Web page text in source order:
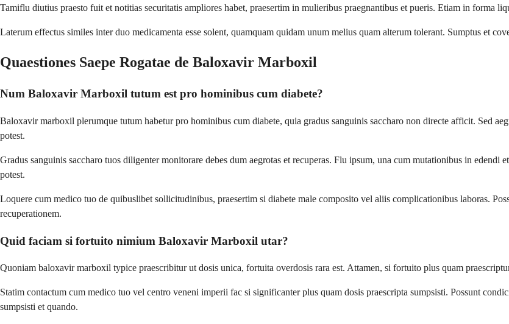
Tamiflu diutius praesto fuit et notitias securitatis ampliores habet, praesertim in mulieribus praegnantibus et pueris. Etiam in forma
Laterum effectus similes inter duo medicamenta esse solent, quamquam quidam unum melius quam alterum tolerant. Sumptus et
Quaestiones Saepe Rogatae de Baloxavir Marboxil
Num Baloxavir Marboxil tutum est pro hominibus cum diabete?
Baloxavir marboxil plerumque tutum habetur pro hominibus cum diabete, quia gradus sanguinis saccharo non directe afficit. Sed
potest.
Gradus sanguinis saccharo tuos diligenter monitorare debes dum aegrotas et recuperas. Flu ipsum, una cum mutationibus in
potest.
Loquere cum medico tuo de quibuslibet sollicitudinibus, praesertim si diabete male composito vel aliis complicationibus laboras.
recuperationem.
Quid faciam si fortuito nimium Baloxavir Marboxil utar?
Quoniam baloxavir marboxil typice praescribitur ut dosis unica, fortuita overdosis rara est. Attamen, si fortuito plus quam
Statim contactum cum medico tuo vel centro veneni imperii fac si significanter plus quam dosis praescripta sumpsisti. Possunt
sumpsisti et quando.